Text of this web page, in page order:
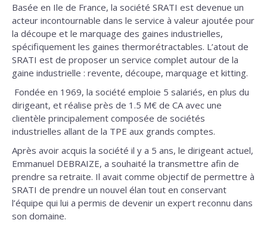
Basée en Ile de France, la société SRATI est devenue un
acteur incontournable dans le service à valeur ajoutée pour
la découpe et le marquage des gaines industrielles,
spécifiquement les gaines thermorétractables. L’atout de
SRATI est de proposer un service complet autour de la
gaine industrielle : revente, découpe, marquage et kitting.
Fondée en 1969, la société emploie 5 salariés, en plus du
dirigeant, et réalise près de 1.5 M€ de CA avec une
clientèle principalement composée de sociétés
industrielles allant de la TPE aux grands comptes.
Après avoir acquis la société il y a 5 ans, le dirigeant actuel,
Emmanuel DEBRAIZE, a souhaité la transmettre afin de
prendre sa retraite. Il avait comme objectif de permettre à
SRATI de prendre un nouvel élan tout en conservant
l’équipe qui lui a permis de devenir un expert reconnu dans
son domaine.